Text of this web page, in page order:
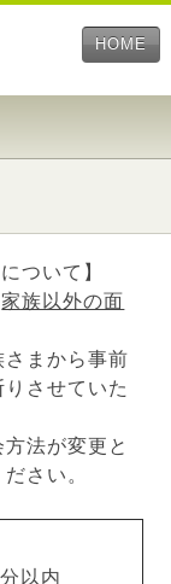
HOME
ついて】
家族以外の面
まから事前
させていた
法が変更と
さい。
以内